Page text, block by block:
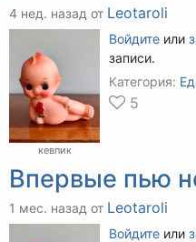
4 нед. назад от Leotaroli
кевпик
Войдите или
записи.
Категория:
5
Впервые пью
1 мес. назад от Leotaroli
Войдите или